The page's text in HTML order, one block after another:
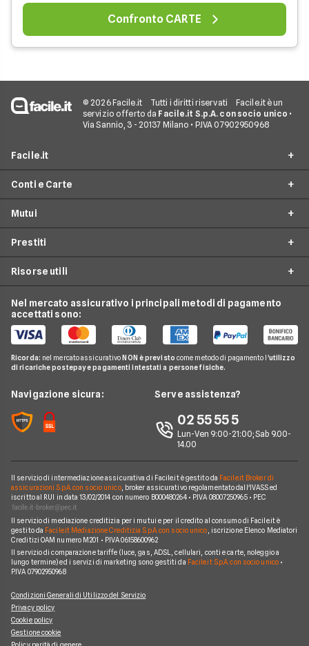
Confronto CARTE
© 2026 Facile.it Tutti i diritti riservati
Facile.it è un
servizio offerto da Facile.it S.p.A. con socio unico •
Via Sannio, 3 - 20137 Milano • P.IVA 07902950968
Facile.it
Prestiti
Mutui
Conti e Carte
Telefonia Mobile
Pay TV
Noleggio Lungo Termine
News
Chi siamo
Perché scegliere Facile.it
Mappa del sito
Conti e Carte
Conto Corrente
Conto Deposito
Carta Prepagata
Mutui
Mutuo Prima Casa
Mutui Seconda Casa
Calcolo Rata Mutuo
Mutui INPDAP
Mutui Ristrutturazione
Prestiti
Prestito Personale
Cessione del Quinto
Prestito Auto
Piccoli Prestiti
Prestiti Veloci
Prestito INPS/INPDAP
Prestiti a Protestati
Consolidamento Debiti
Prestiti Moto
Prestiti per disoccupati
Prestiti senza busta paga
Risorse utili
Guide Prestiti
Guide Mutui
Guide Conti
Guide Carte
News Prestiti
News Carte
Nel mercato assicurativo i principali metodi di pagamento
accettati sono:
Ricorda: nel mercato assicurativo NON è previsto come metodo di pagamento l'utilizzo
di ricariche postepay e pagamenti intestati a persone fisiche.
Navigazione sicura: Serve assistenza?
02 55 55 5
Lun-Ven 9:00-21:00; Sab 9.00-
14.00
Il servizio di intermediazione assicurativa di Facile.it è gestito da Facile.it Broker di
assicurazioni S.p.A. con socio unico, broker assicurativo regolamentato dall'IVASS ed
iscritto al RUI in data 13/02/2014 con numero B000480264 • P.IVA 08007250965 • PEC
Il servizio di mediazione creditizia per i mutui e per il credito al consumo di Facile.it è
gestito da Facile.it Mediazione Creditizia S.p.A. con socio unico , iscrizione Elenco Mediatori
Creditizi OAM numero M201 • P.IVA 06158600962
Il servizio di comparazione tariffe (luce, gas, ADSL, cellulari, conti e carte, noleggio a
lungo termine) ed i servizi di marketing sono gestiti da Facile.it S.p.A. con socio unico•
P.IVA 07902950968
Condizioni Generali di Utilizzo del Servizio
Privacy policy
Cookie policy
Gestione cookie